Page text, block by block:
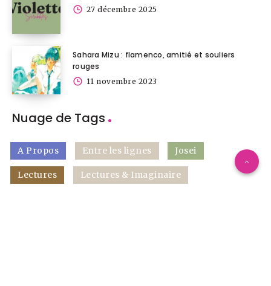
27 décembre 2025
Sahara Mizu : flamenco, amitié et souliers
rouges
11 novembre 2023
Nuage de Tags
A Propos Entre les lignes Josei
Lectures Lectures & Imaginaire